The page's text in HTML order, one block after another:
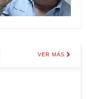
VER MÁS